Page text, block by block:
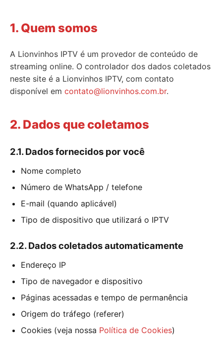
1. Quem somos
A Lionvinhos IPTV é um provedor de conteúdo de
streaming online. O controlador dos dados coletados
neste site é a Lionvinhos IPTV, com contato
disponível em contato@lionvinhos.com.br.
2. Dados que coletamos
2.1. Dados fornecidos por você
Nome completo
Número de WhatsApp / telefone
E-mail (quando aplicável)
Tipo de dispositivo que utilizará o IPTV
2.2. Dados coletados automaticamente
Endereço IP
Tipo de navegador e dispositivo
Páginas acessadas e tempo de permanência
Origem do tráfego (referer)
Cookies (veja nossa Política de Cookies)